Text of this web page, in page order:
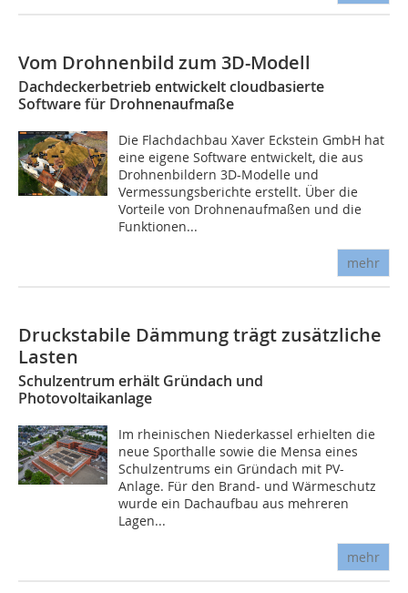
Vom Drohnenbild zum 3D-Modell
Dachdeckerbetrieb entwickelt cloudbasierte
Software für Drohnenaufmaße
Die Flachdachbau Xaver Eckstein GmbH hat
eine eigene Software entwickelt, die aus
Drohnenbildern 3D-Modelle und
Vermessungsberichte erstellt. Über die
Vorteile von Drohnenaufmaßen und die
Funktionen...
mehr
Druckstabile Dämmung trägt zusätzliche
Lasten
Schulzentrum erhält Gründach und
Photovoltaikanlage
Im rheinischen Niederkassel erhielten die
neue Sporthalle sowie die Mensa eines
Schulzentrums ein Gründach mit PV-
Anlage. Für den Brand- und Wärmeschutz
wurde ein Dachaufbau aus mehreren
Lagen...
mehr